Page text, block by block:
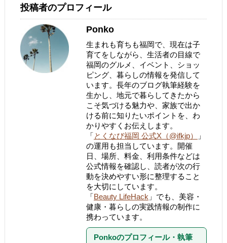
投稿者のプロフィール
Ponko
生まれも育ちも福岡で、現在は子
育てをしながら、生活者の目線で
福岡のグルメ、イベント、ショッ
ピング、暮らしの情報を発信して
います。長年のブログ執筆経験を
生かし、地元で暮らしてきたから
こそ気づける魅力や、家族で出か
ける前に知りたいポイントを、わ
かりやすくお伝えします。
「とくなび福岡 公式X（@ifkjp）
」
の運用も担当しています。開催
日、場所、料金、利用条件などは
公式情報を確認し、読者が次の行
動を決めやすい形に整理すること
を大切にしています。
「Beauty LifeHack 」でも、美容・
健康・暮らしの実践情報の制作に
携わっています。
Ponkoのプロフィール・執筆